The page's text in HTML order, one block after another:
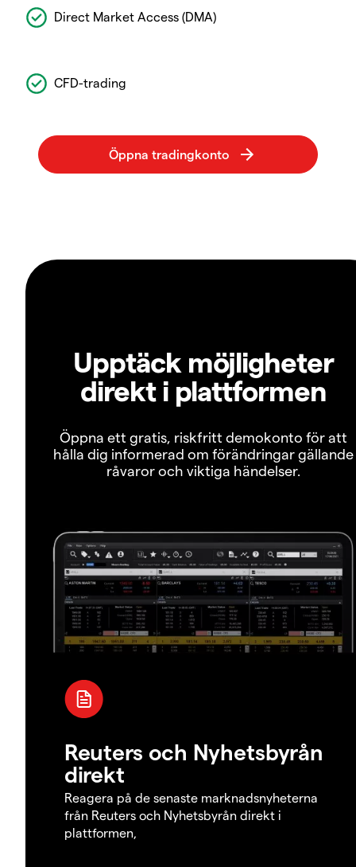
Direct Market Access (DMA)
CFD-trading
Upptäck möjligheter
direkt i plattformen
Öppna ett gratis, riskfritt demokonto för att
hålla dig informerad om förändringar gällande
råvaror och viktiga händelser.
Reuters och Nyhetsbyrån
direkt
Reagera på de senaste marknadsnyheterna
från Reuters och Nyhetsbyrån direkt i
plattformen,